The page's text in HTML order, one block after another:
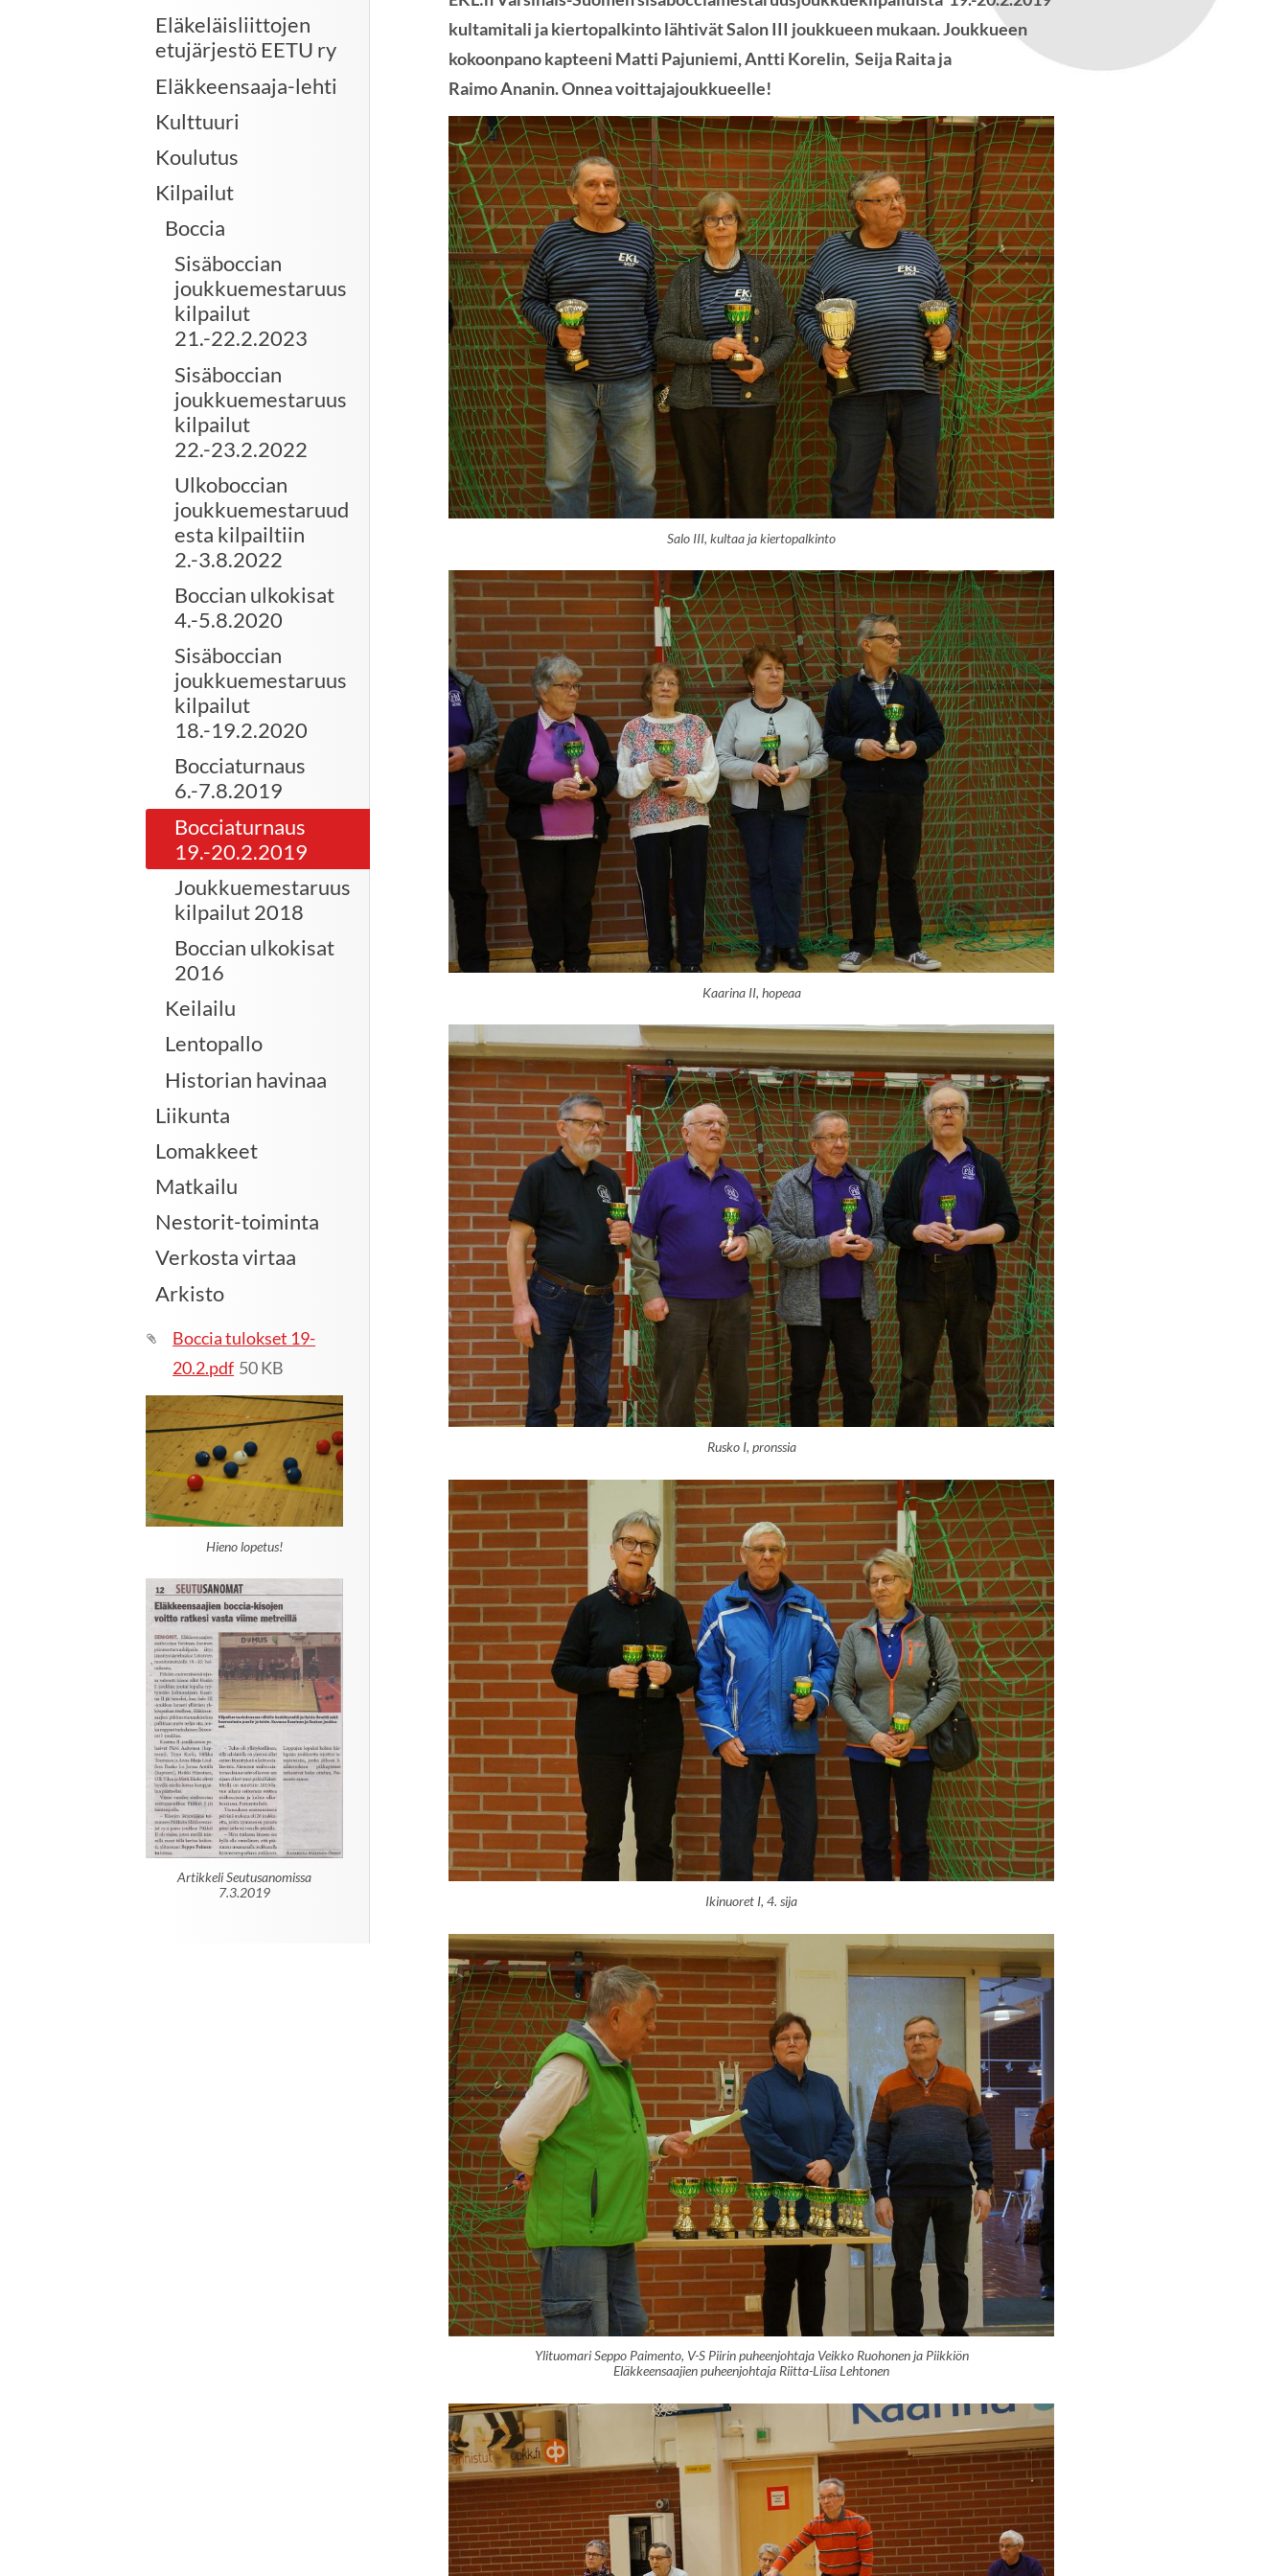
Eläkeläisliittojen
etujärjestö EETU ry
Eläkkeensaaja-lehti
Kulttuuri
Koulutus
Kilpailut
Boccia
Sisäboccian
joukkuemestaruus
kilpailut
21.-22.2.2023
Sisäboccian
joukkuemestaruus
kilpailut
22.-23.2.2022
Ulkoboccian
joukkuemestaruud
esta kilpailtiin
2.-3.8.2022
Boccian ulkokisat
4.-5.8.2020
Sisäboccian
joukkuemestaruus
kilpailut
18.-19.2.2020
Bocciaturnaus
6.-7.8.2019
Bocciaturnaus
19.-20.2.2019
Joukkuemestaruus
kilpailut 2018
Boccian ulkokisat
2016
Keilailu
Lentopallo
Historian havinaa
Liikunta
Lomakkeet
Matkailu
Nestorit-toiminta
Verkosta virtaa
Arkisto
Boccia tulokset 19-
20.2.pdf 50 KB
Hieno lopetus!
Artikkeli Seutusanomissa
7.3.2019
kultamitali ja kiertopalkinto lähtivät Salon III joukkueen mukaan. Joukkueen
kokoonpano kapteeni Matti Pajuniemi, Antti Korelin, Seija Raita ja
Raimo Ananin.Onnea voittajajoukkueelle!
Salo III, kultaa ja kiertopalkinto
Kaarina II, hopeaa
Rusko I, pronssia
Ikinuoret I, 4. sija
Ylituomari Seppo Paimento, V-S Piirin puheenjohtaja Veikko Ruohonen ja Piikkiön
Eläkkeensaajien puheenjohtaja Riitta-Liisa Lehtonen